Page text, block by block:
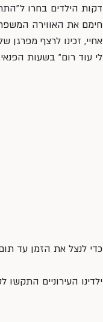
חימם את האווירה
אחיי, זכינו לרצף
לי עוד רום״ בשעות
כדי לנצל את הזמן עד
ילדינו העירוניים